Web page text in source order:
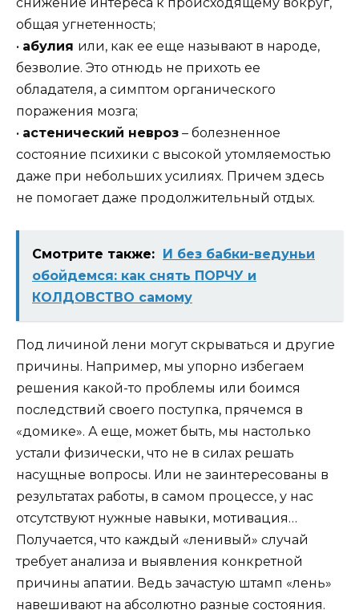
общая угнетенность;
• абулия или, как ее еще называют в народе,
безволие. Это отнюдь не прихоть ее
обладателя, а симптом органического
поражения мозга;
• астенический невроз – болезненное
состояние психики с высокой утомляемостью
даже при небольших усилиях. Причем здесь
не помогает даже продолжительный отдых.
Смотрите также:
И без бабки-ведуньи
обойдемся: как снять ПОРЧУ и
КОЛДОВСТВО самому
Под личиной лени могут скрываться и другие
причины. Например, мы упорно избегаем
решения какой-то проблемы или боимся
последствий своего поступка, прячемся в
«домике». А еще, может быть, мы настолько
устали физически, что не в силах решать
насущные вопросы. Или не заинтересованы в
результатах работы, в самом процессе, у нас
отсутствуют нужные навыки, мотивация…
Получается, что каждый «ленивый» случай
требует анализа и выявления конкретной
причины апатии. Ведь зачастую штамп «лень»
навешивают на абсолютно разные состояния.